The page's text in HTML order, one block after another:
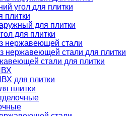
угол для плитки
плитки
для плитки
для плитки
нержавеющей стали
нержавеющей стали для плитки
стали для плитки
для плитки
плитки